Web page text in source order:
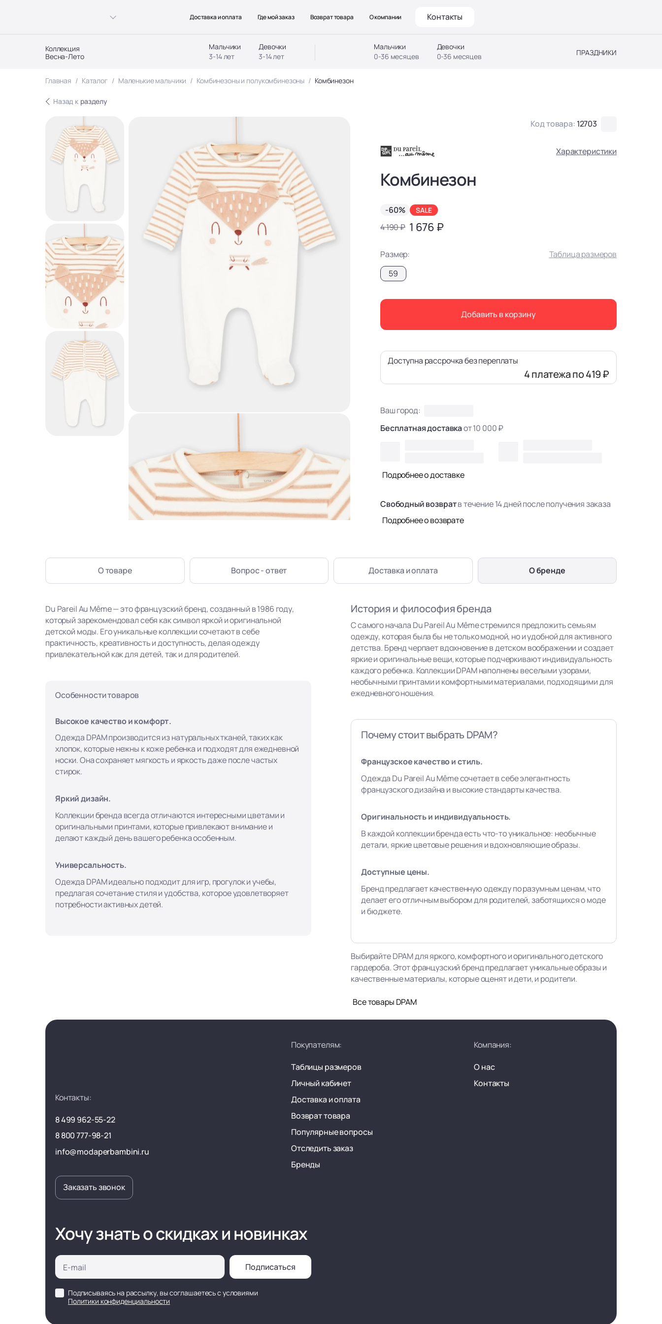
Коллекция
Весна-Лето
Мальчики
3-14 лет
Девочки
3-14 лет
Мальчики
0-36 месяцев
Девочки
0-36 месяцев
ПРАЗДНИКИ
Доставка и оплата Где мой заказ Возврат товара О компании Контакты
Главная Каталог Маленькие мальчики Комбинезоны и полукомбинезоны Комбинезон
Назад к разделу
Код товара: 12703
Характеристики
Комбинезон
-60% SALE
4 190 ₽ 1 676 ₽
Размер:
Таблица размеров
59
Добавить в корзину
Доступна рассрочка без переплаты
4 платежапо 419 ₽
Ваш город:
Бесплатная доставкаот 10 000 ₽
Подробнее о доставке
Свободный возвратв течение 14 дней после получения заказа
Подробнее о возврате
О товаре Вопрос - ответ Доставка и оплата О бренде
Du Pareil Au Même — это французский бренд, созданный в 1986 году,
который зарекомендовал себя как символ яркой и оригинальной
детской моды. Его уникальные коллекции сочетают в себе
практичность, креативность и доступность, делая одежду
привлекательной как для детей, так и для родителей.
Особенности товаров
Высокое качество и комфорт.
Одежда DPAM производится из натуральных тканей, таких как
хлопок, которые нежны к коже ребенка и подходят для ежедневной
носки. Она сохраняет мягкость и яркость даже после частых
стирок.
Яркий дизайн.
Коллекции бренда всегда отличаются интересными цветами и
оригинальными принтами, которые привлекают внимание и
делают каждый день вашего ребенка особенным.
Универсальность.
Одежда DPAM идеально подходит для игр, прогулок и учебы,
предлагая сочетание стиля и удобства, которое удовлетворяет
потребности активных детей.
История и философия бренда
С самого начала Du Pareil Au Même стремился предложить семьям
одежду, которая была бы не только модной, но и удобной для активного
детства. Бренд черпает вдохновение в детском воображении и создает
яркие и оригинальные вещи, которые подчеркивают индивидуальность
каждого ребенка. Коллекции DPAM наполнены веселыми узорами,
необычными принтами и комфортными материалами, подходящими для
ежедневного ношения.
Почему стоит выбрать DPAM?
Французское качество и стиль.
Одежда Du Pareil Au Même сочетает в себе элегантность
французского дизайна и высокие стандарты качества.
Оригинальность и индивидуальность.
В каждой коллекции бренда есть что-то уникальное: необычные
детали, яркие цветовые решения и вдохновляющие образы.
Доступные цены.
Бренд предлагает качественную одежду по разумным ценам, что
делает его отличным выбором для родителей, заботящихся о моде
и бюджете.
Выбирайте DPAM для яркого, комфортного и оригинального детского
гардероба. Этот французский бренд предлагает уникальные образы и
качественные материалы, которые оценят и дети, и родители.
Все товары DPAM
Контакты:
8 499 962-55-22
8 800 777-98-21
info@modaperbambini.ru
Заказать звонок
Покупателям:
Таблицы размеров
Личный кабинет
Доставка и оплата
Возврат товара
Популярные вопросы
Отследить заказ
Бренды
Компания:
О нас
Контакты
Хочу знать о скидках и новинках
Подписаться
Подписываясь на рассылку, вы соглашаетесь с условиями
Политики конфиденциальности